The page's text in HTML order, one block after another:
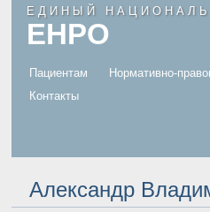
ЕДИНЫЙ
ЕНРО
Пациентам Нормативно-
Контакты
Александр